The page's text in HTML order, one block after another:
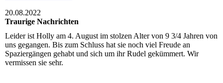
20.08.2022
Traurige Nachrichten
Leider ist Holly am 4. August im stolzen Alter von 9 3/4 Jahren von
uns gegangen. Bis zum Schluss hat sie noch viel Freude an
Spaziergängen gehabt und sich um ihr Rudel gekümmert. Wir
vermissen sie sehr.